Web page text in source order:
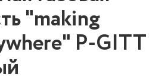
"making
P-GITT